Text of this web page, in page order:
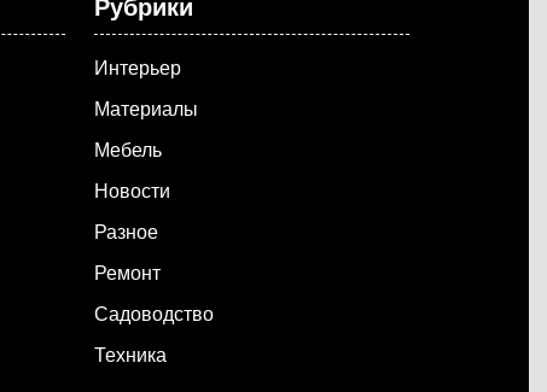
Рубрики
Интерьер
Материалы
Мебель
Новости
Разное
Ремонт
Садоводство
Техника